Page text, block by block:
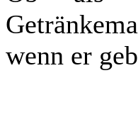
wenn er